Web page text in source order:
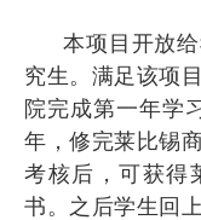
本项目开放
究生。满足该项
院完成第一年学
年，修完莱比锡
考核后，可获得
书。之后学生回